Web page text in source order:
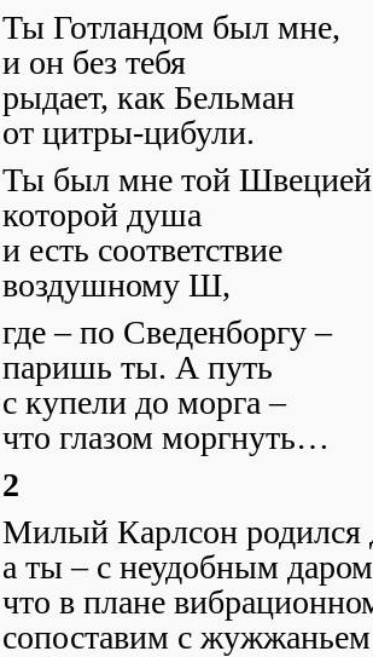
Ты Готландом был мне,
и он без тебя
рыдает, как Бельман
от цитры-цибули.
Ты был мне той
которой душа
и есть соответствие
воздушному Ш,
где – по Сведенборгу –
паришь ты. А путь
с купели до морга –
что глазом моргнуть…
2
Милый Карлсон родился
а ты – с неудобным
что в плане
сопоставим с жужжаньем